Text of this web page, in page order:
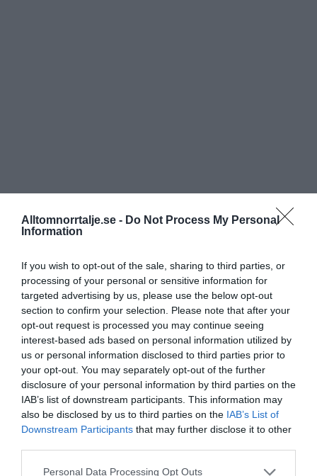
Alltomnorrtalje.se - Do Not Process My Personal
Information
If you wish to opt-out of the sale, sharing to third parties, or
processing of your personal or sensitive information for
targeted advertising by us, please use the below opt-out
section to confirm your selection. Please note that after your
opt-out request is processed you may continue seeing
interest-based ads based on personal information utilized by
us or personal information disclosed to third parties prior to
your opt-out. You may separately opt-out of the further
disclosure of your personal information by third parties on the
IAB’s list of downstream participants. This information may
also be disclosed by us to third parties on the IAB’s List of
Downstream Participants that may further disclose it to other
Personal Data Processing Opt Outs